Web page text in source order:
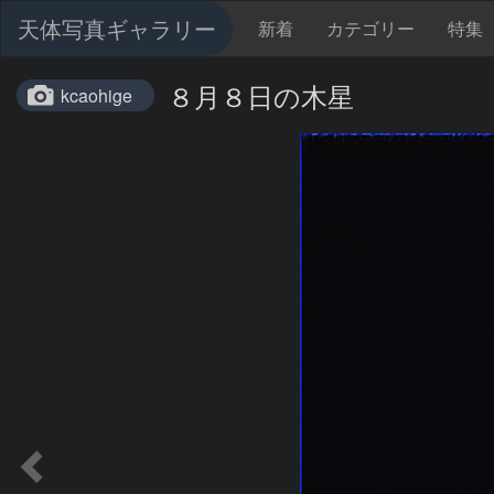
天体写真ギャラリー 新着 カテゴリー 特集
kcaohige ８月８日の木星